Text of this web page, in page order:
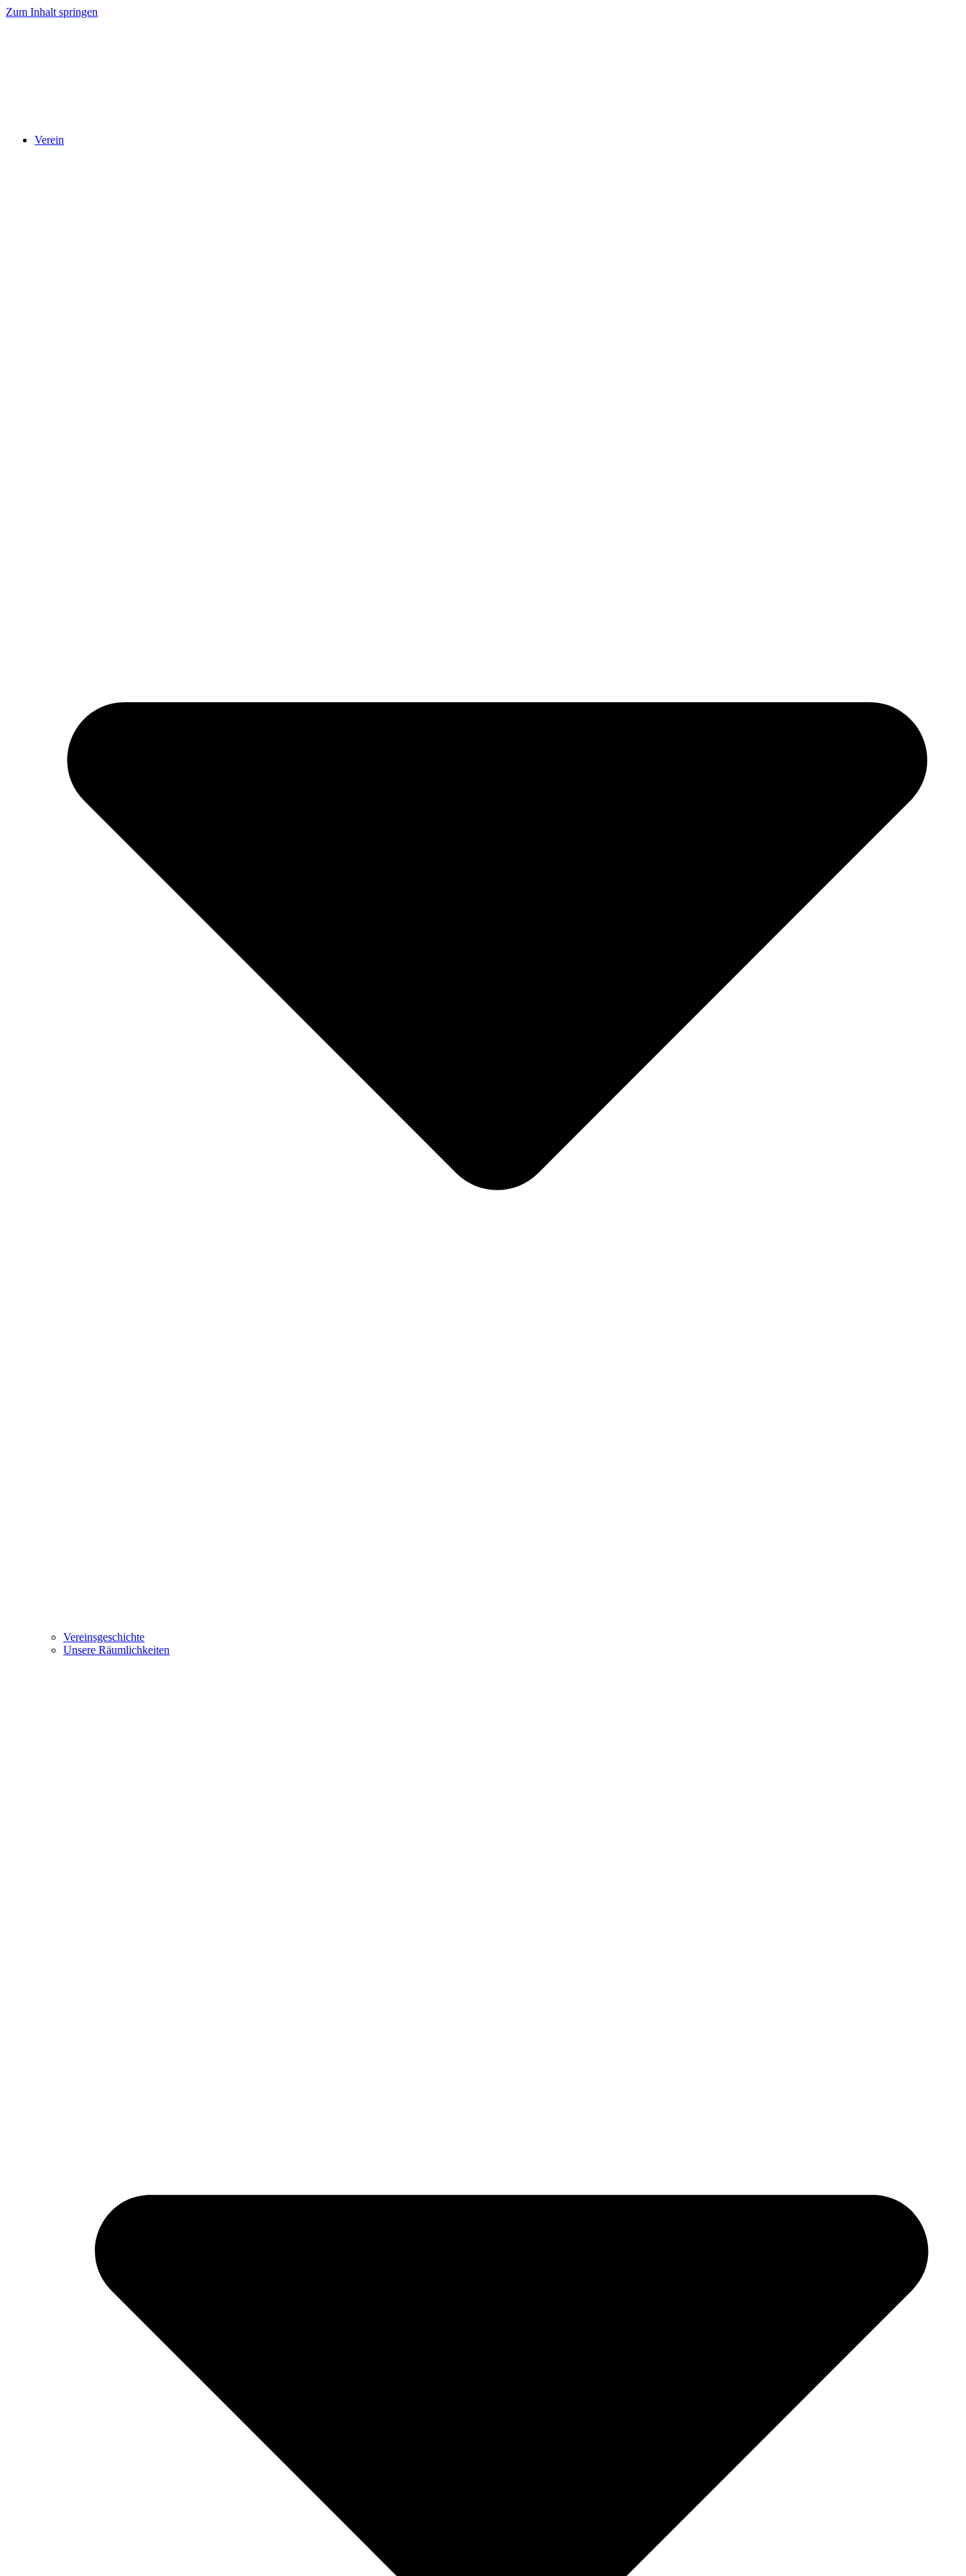
Zum Inhalt springen
Verein
Vereinsgeschichte
Unsere Räumlichkeiten